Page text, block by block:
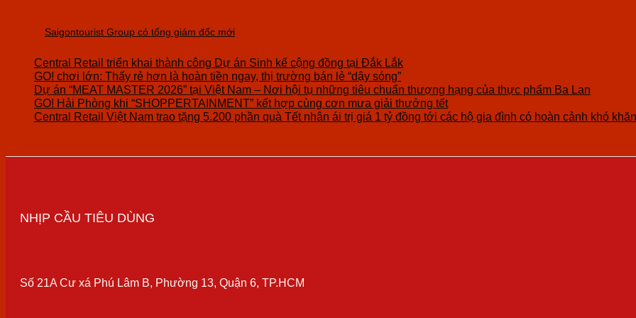
Saigontourist Group có tổng giám đốc mới
Central Retail triển khai thành công Dự án Sinh kế cộng đồng tại Đắk Lắk
GO! chơi lớn: Thấy rẻ hơn là hoàn tiền ngay, thị trường bán lẻ “dậy sóng”
Dự án “MEAT MASTER 2026” tại Việt Nam – Nơi hội tụ những tiêu chuẩn thượng hạng của thực phẩm Ba Lan
GO! Hải Phòng khi “SHOPPERTAINMENT” kết hợp cùng cơn mưa giải thưởng tết
Central Retail Việt Nam trao tặng 5.200 phần quà Tết nhân ái trị giá 1 tỷ đồng tới các hộ gia đình có hoàn cảnh khó khăn
NHỊP CẦU TIÊU DÙNG
Số 21A Cư xá Phú Lâm B, Phường 13, Quận 6, TP.HCM